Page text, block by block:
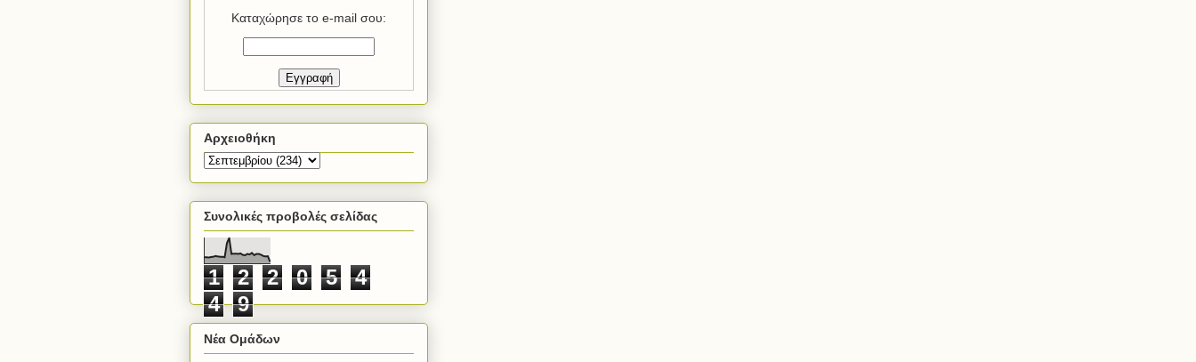
Καταχώρησε το e-mail σου:
Αρχειοθήκη
Συνολικές προβολές σελίδας
1 2 2 0 5
4
4
9
Νέα Ομάδων